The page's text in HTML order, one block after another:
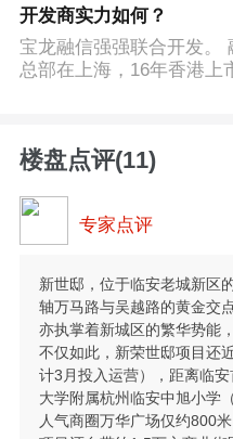
开发商实力如何？
宝龙融信强强联合开发。
总部在上海，16年香港上
年在澳门成立，拥有30年
名的综合体有：滨江宝龙
广场，临安宝龙广场等。
运营专家的宝龙强强联合
区。 融信世纪系产品高
大比例开窗+简洁的金属
净的高级灰为基调，单元
南新城板块内标杆住宅区
楼盘点评(11)
专家点评
新世邸，位于临安老城新区
轴万马路与吴越路的黄金交
亦执掌着新城区的繁华势能
不仅如此，新荣世邸项目还
计3月投入运营），距离临
大学附属杭州临安中旭小学
人气商圈万华广场仅约800